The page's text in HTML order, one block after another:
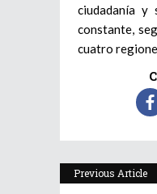
ciudadanía y
constante,
cuatro
Previous Article